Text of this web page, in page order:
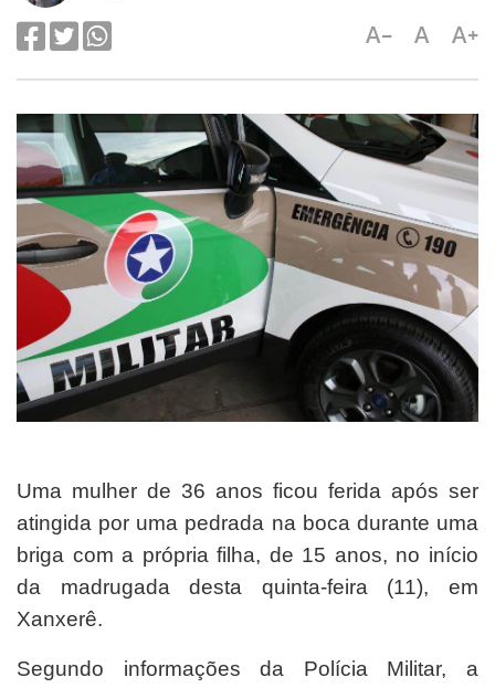
A- A A+
Uma mulher de 36 anos ficou ferida após ser
atingida por uma pedrada na boca durante uma
briga com a própria filha, de 15 anos, no início
da madrugada desta quinta-feira (11), em
Xanxerê.
Segundo informações da Polícia Militar, a